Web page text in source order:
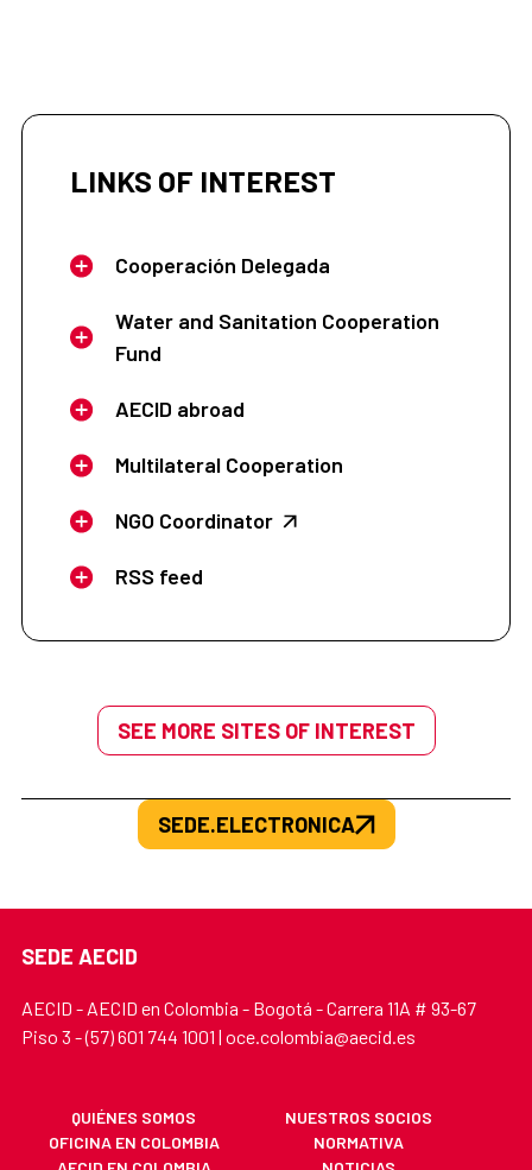
LINKS OF INTEREST
Cooperación Delegada
Water and Sanitation Cooperation
Fund
AECID abroad
Multilateral Cooperation
NGO Coordinator
RSS feed
SEE MORE SITES OF INTEREST
SEDE.ELECTRONICA
SEDE AECID
AECID - AECID en Colombia - Bogotá - Carrera 11A # 93-67
Piso 3 - (57) 601 744 1001 | oce.colombia@aecid.es
QUIÉNES SOMOS
NUESTROS SOCIOS
OFICINA EN COLOMBIA
NORMATIVA